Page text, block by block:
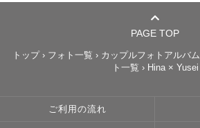
PAGE TOP
トップ› フォト一覧 › カップルフォトアルバム
ト一覧 › Hina × Yusei
ご利用の流れ